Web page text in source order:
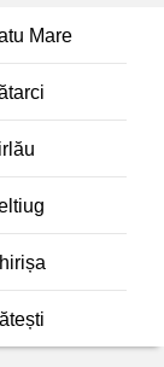
Mare